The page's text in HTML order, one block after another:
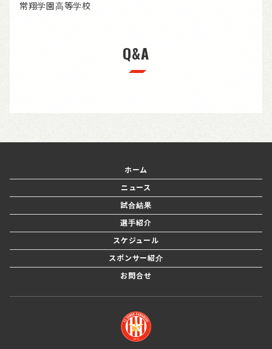
常翔学園高等学校
Q&A
ホーム
ニュース
試合結果
選手紹介
スケジュール
スポンサー紹介
お問合せ